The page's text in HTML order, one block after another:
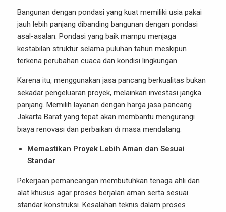
Bangunan dengan pondasi yang kuat memiliki usia pakai
jauh lebih panjang dibanding bangunan dengan pondasi
asal-asalan. Pondasi yang baik mampu menjaga
kestabilan struktur selama puluhan tahun meskipun
terkena perubahan cuaca dan kondisi lingkungan.
Karena itu, menggunakan jasa pancang berkualitas bukan
sekadar pengeluaran proyek, melainkan investasi jangka
panjang. Memilih layanan dengan harga jasa pancang
Jakarta Barat yang tepat akan membantu mengurangi
biaya renovasi dan perbaikan di masa mendatang.
Memastikan Proyek Lebih Aman dan Sesuai
Standar
Pekerjaan pemancangan membutuhkan tenaga ahli dan
alat khusus agar proses berjalan aman serta sesuai
standar konstruksi. Kesalahan teknis dalam proses